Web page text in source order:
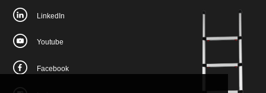
LinkedIn
Youtube
Facebook